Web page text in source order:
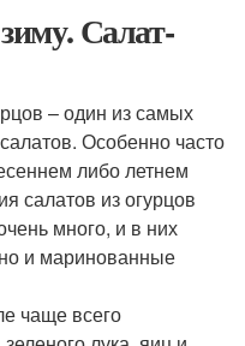
Салат-
– один из самых
Особенно часто
либо летнем
салатов из огурцов
много, и в них
и маринованные
чаще всего